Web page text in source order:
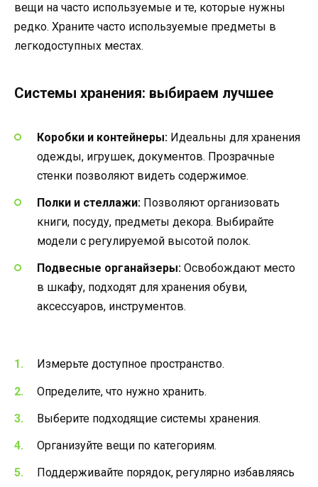
вещи на часто используемые и те, которые нужны
редко. Храните часто используемые предметы в
легкодоступных местах.
Системы хранения: выбираем лучшее
Коробки и контейнеры: Идеальны для хранения
одежды, игрушек, документов. Прозрачные
стенки позволяют видеть содержимое.
Полки и стеллажи: Позволяют организовать
книги, посуду, предметы декора. Выбирайте
модели с регулируемой высотой полок.
Подвесные органайзеры: Освобождают место
в шкафу, подходят для хранения обуви,
аксессуаров, инструментов.
Измерьте доступное пространство.
Определите, что нужно хранить.
Выберите подходящие системы хранения.
Организуйте вещи по категориям.
Поддерживайте порядок, регулярно избавляясь